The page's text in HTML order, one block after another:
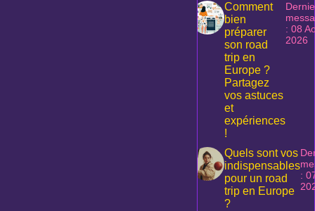
Comment
bien
préparer
son road
trip en
Europe ?
Partagez
vos astuces
et
expériences
!
: 08
2026
Quels sont vos
indispensables
pour un road
trip en Europe
?
: